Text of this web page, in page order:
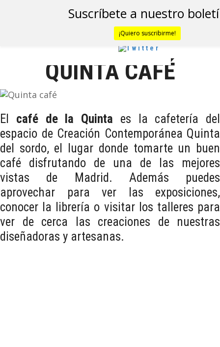
QUINTA CAFÉ
El café de la Quinta es la cafetería del
espacio de Creación Contemporánea Quinta
del sordo, el lugar donde tomarte un buen
café disfrutando de una de las mejores
vistas de Madrid. Además puedes
aprovechar para ver las exposiciones,
conocer la librería o visitar los talleres para
ver de cerca las creaciones de nuestras
diseñadoras y artesanas.
Suscríbete a nuestro
¡Quiero suscribirme!